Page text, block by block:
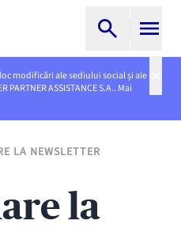
modificări ale sediului social și ale
ASSISTANCE S.A.. Mai
LA NEWSLETTER
la